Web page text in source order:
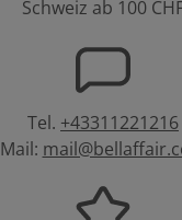
Schweiz ab 100
Tel. +43311221216
Mail: